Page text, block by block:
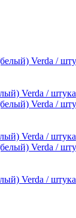
Verda / штука
Verda / штука
Verda / штука